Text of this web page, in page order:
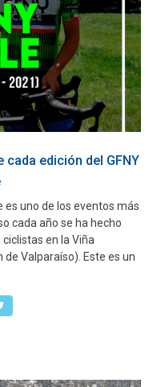
edición del GFNY
es uno de los eventos más
cada año se ha hecho
en la Viña
Valparaíso). Este es un